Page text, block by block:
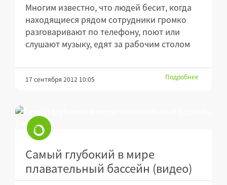
Многим известно, что людей бесит, когда
находящиеся рядом сотрудники громко
разговаривают по телефону, поют или
слушают музыку, едят за рабочим столом
17 сентября 2012 10:05 Подробнее
Самый глубокий в мире
плавательный бассейн (видео)